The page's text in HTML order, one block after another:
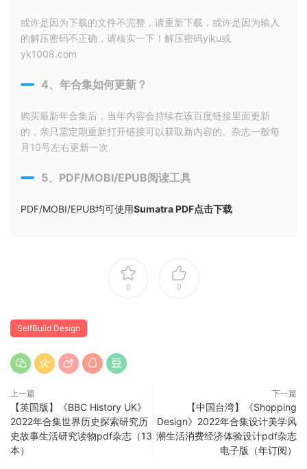
或许是因为下载的文件不完整，请重新下载，或许是因为输入
的解压密码不正确，请核实一下！解压密码yiku或
yk1008.com
4、年合集如何更新？
购买最新年合集后，当年内容会持续在该百度链接里面更新
的，亲只需定期重新打开链接可以获取新内容的。杂志一般每
月10号左右更新一次
5、PDF/MOBI/EPUB阅读工具
PDF/MOBI/EPUB均可使用Sumatra PDF点击下载
0 0
SelfBuild Design
上一篇
【英国版】《BBC History UK》
2022年合集世界历史探索研究历
史故事生活研究读物pdf杂志（13
本）
下一篇
【中国台湾】《Shopping
Design》2022年合集设计美学风
潮生活消费经济体验设计pdf杂志
电子版（年订阅）